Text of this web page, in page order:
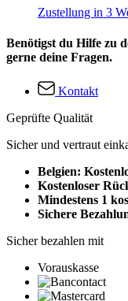
Zustellung in 3
Benötigst du Hilfe zu
gerne deine Fragen.
Kontakt
Geprüfte Qualität
Sicher und vertraut
Belgien:
Kostenloser
Mindestens 1
Sichere
Sicher bezahlen mit
Vorauskasse